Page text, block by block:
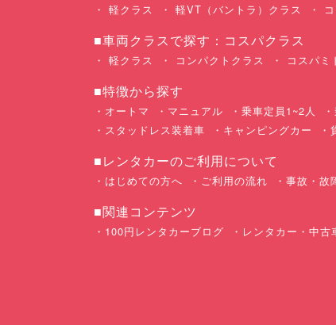
軽クラス 軽VT（バントラ）クラス
■車両クラスで探す：コスパクラス
軽クラス コンパクトクラス コスパミ
■特徴から探す
オートマ マニュアル 乗車定員1~2人
スタッドレス装着車
キャンピングカー
■レンタカーのご利用について
はじめての方へ ご利用の流れ 事故・故
■関連コンテンツ
100円レンタカーブログ レンタカー・中古